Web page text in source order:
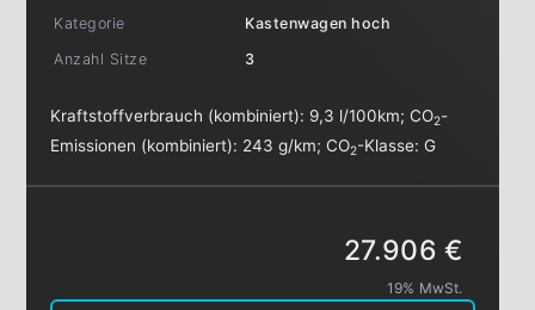
Kategorie
Kastenwagen hoch
Anzahl Sitze
3
Kraftstoffverbrauch (kombiniert): 9,3 l/100km;CO2-
Emissionen (kombiniert): 243 g/km;CO2-Klasse:G
27.906 €
19% MwSt.